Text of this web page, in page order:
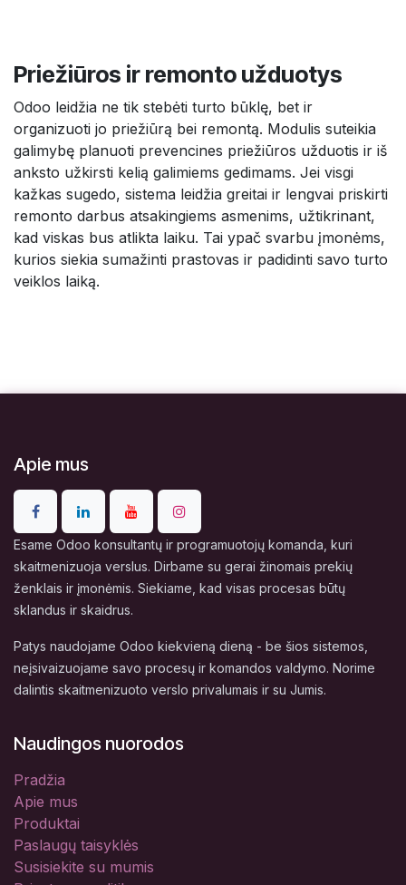
Priežiūros ir remonto užduotys
Odoo leidžia ne tik stebėti turto būklę, bet ir
organizuoti jo priežiūrą bei remontą. Modulis suteikia
galimybę planuoti prevencines priežiūros užduotis ir iš
anksto užkirsti kelią galimiems gedimams. Jei visgi
kažkas sugedo, sistema leidžia greitai ir lengvai priskirti
remonto darbus atsakingiems asmenims, užtikrinant,
kad viskas bus atlikta laiku. Tai ypač svarbu įmonėms,
kurios siekia sumažinti prastovas ir padidinti savo turto
veiklos laiką.
Apie mus
Esame Odoo konsultantų ir programuotojų komanda, kuri
skaitmenizuoja verslus. Dirbame su gerai žinomais prekių
ženklais ir įmonėmis. Siekiame, kad visas procesas būtų
sklandus ir skaidrus.
Patys naudojame Odoo kiekvieną dieną - be šios sistemos,
neįsivaizuojame savo procesų ir komandos valdymo. Norime
dalintis skaitmenizuoto verslo privalumais ir su Jumis.
Naudingos nuorodos
Pradžia
Apie mus
Produktai
Paslaugų taisyklės
Susisiekite su mumis